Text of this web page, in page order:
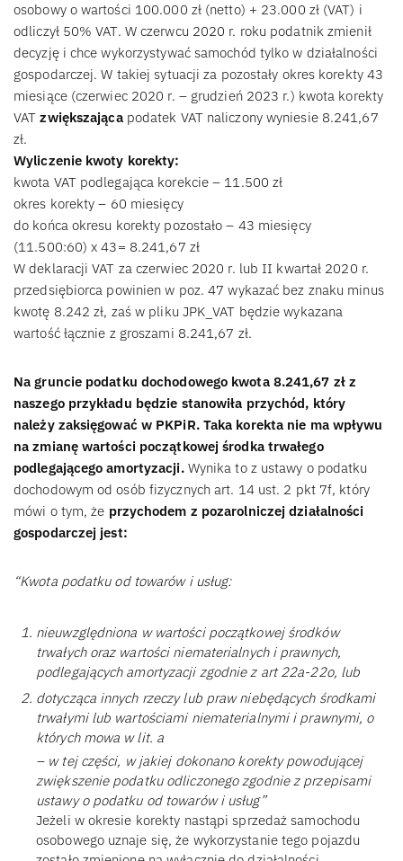
osobowy o wartości 100.000 zł (netto) + 23.000 zł (VAT) i
odliczył 50% VAT. W czerwcu 2020 r. roku podatnik zmienił
decyzję i chce wykorzystywać samochód tylko w działalności
gospodarczej. W takiej sytuacji za pozostały okres korekty 43
miesiące (czerwiec 2020 r. – grudzień 2023 r.) kwota korekty
VATzwiększającapodatek VAT naliczony wyniesie 8.241,67
zł.
Wyliczenie kwoty korekty:
kwota VAT podlegająca korekcie – 11.500 zł
okres korekty – 60 miesięcy
do końca okresu korekty pozostało – 43 miesięcy
(11.500:60) x 43= 8.241,67 zł
W deklaracji VAT za czerwiec 2020 r. lub II kwartał 2020 r.
przedsiębiorca powinien w poz. 47 wykazać bez znaku minus
kwotę 8.242 zł, zaś w pliku JPK_VAT będzie wykazana
wartość łącznie z groszami 8.241,67 zł.
Na gruncie podatku dochodowego kwota 8.241,67 zł z
naszego przykładu będzie stanowiła przychód, który
należy zaksięgować w PKPiR. Taka korekta nie ma wpływu
na zmianę wartości początkowej środka trwałego
podlegającego amortyzacji. Wynika to z ustawy o podatku
dochodowym od osób fizycznych art. 14 ust. 2 pkt 7f, który
mówi o tym, że przychodem z pozarolniczej działalności
gospodarczej jest:
“Kwota podatku od towarów i usług:
nieuwzględniona w wartości początkowej środków
trwałych oraz wartości niematerialnych i prawnych,
podlegających amortyzacji zgodnie z art 22a-22o, lub
dotycząca innych rzeczy lub praw niebędących środkami
trwałymi lub wartościami niematerialnymi i prawnymi, o
których mowa w lit. a
– w tej części, w jakiej dokonano korekty powodującej
zwiększenie podatku odliczonego zgodnie z przepisami
ustawy o podatku od towarów i usług”
Jeżeli w okresie korekty nastąpi sprzedaż samochodu
osobowego uznaje się, że wykorzystanie tego pojazdu